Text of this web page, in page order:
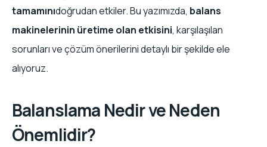
tamamınıdoğrudan etkiler. Bu yazımızda, balans
makinelerinin üretime olan etkisini, karşılaşılan
sorunları ve çözüm önerilerini detaylı bir şekilde ele
alıyoruz.
Balanslama Nedir ve Neden
Önemlidir?